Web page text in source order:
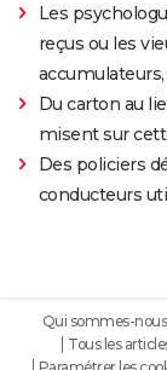
Les
reçus ou les
Du carton au
misent sur
Des policiers
conducteurs
Qui sommes-
Tous les